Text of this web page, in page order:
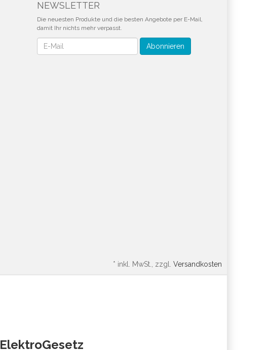
NEWSLETTER
Die neuesten Produkte und die besten Angebote per E-Mail,
damit Ihr nichts mehr verpasst.
Newsletter Abonnieren
* inkl. MwSt., zzgl. Versandkosten
ElektroGesetz